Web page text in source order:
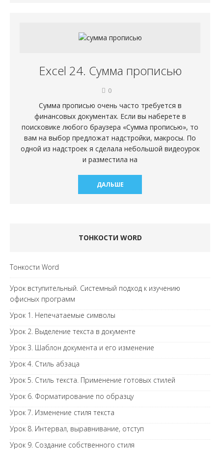
Excel 24. Сумма прописью
0
Сумма прописью очень часто требуется в
финансовых документах. Если вы наберете в
поисковике любого браузера «Сумма прописью», то
вам на выбор предложат надстройки, макросы. По
одной из надстроек я сделала небольшой видеоурок
и разместила на
ДАЛЬШЕ
ТОНКОСТИ WORD
Тонкости Word
Урок вступительный. Системный подход к изучению
офисных программ
Урок 1. Непечатаемые символы
Урок 2. Выделение текста в документе
Урок 3. Шаблон документа и его изменение
Урок 4. Стиль абзаца
Урок 5. Стиль текста. Применение готовых стилей
Урок 6. Форматирование по образцу
Урок 7. Изменение стиля текста
Урок 8. Интервал, выравнивание, отступ
Урок 9. Создание собственного стиля